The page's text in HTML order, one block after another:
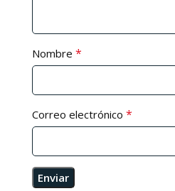
Nombre *
Correo electrónico *